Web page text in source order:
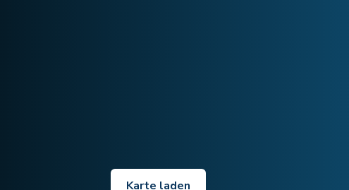
Karte laden